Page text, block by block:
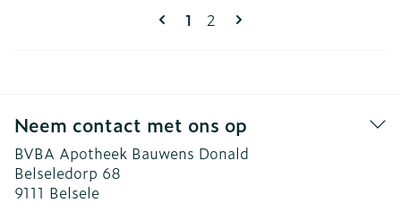
Pagina's
U lees momenteel pagina
1 Pagina
2
Neem contact met ons op
BVBA Apotheek Bauwens Donald
Belseledorp 68
9111 Belsele